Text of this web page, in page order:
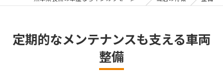
定期的なメンテナンスも支える車両
整備